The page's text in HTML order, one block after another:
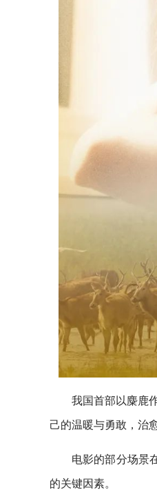
我国首部以麋鹿
己的温暖与勇敢，治
电影的部分场景
的关键因素。